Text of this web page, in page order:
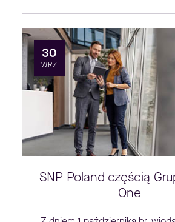
30
WRZ
SNP Poland częścią
One